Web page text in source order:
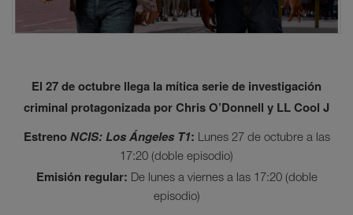
El 27 de octubre llega la mítica serie de investigación
criminal protagonizada por Chris O’Donnell y LL Cool J
EstrenoNCIS: Los Ángeles T1: Lunes 27 de octubre a las
17:20 (doble episodio)
Emisión regular: De lunes a viernes a las 17:20 (doble
episodio)